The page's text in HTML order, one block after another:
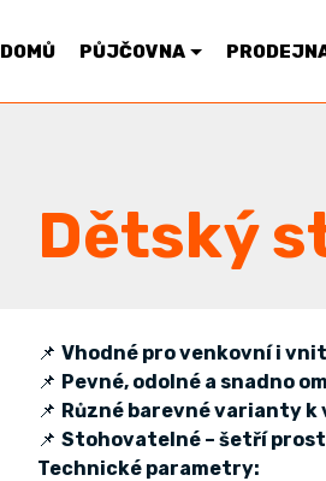
DOMŮ PŮJČOVNA
Dětský
📌 Vhodné pro venkovní i
📌 Pevné, odolné a snadno
📌 Různé barevné varianty k
📌 Stohovatelné – šetří
Technické parametry: